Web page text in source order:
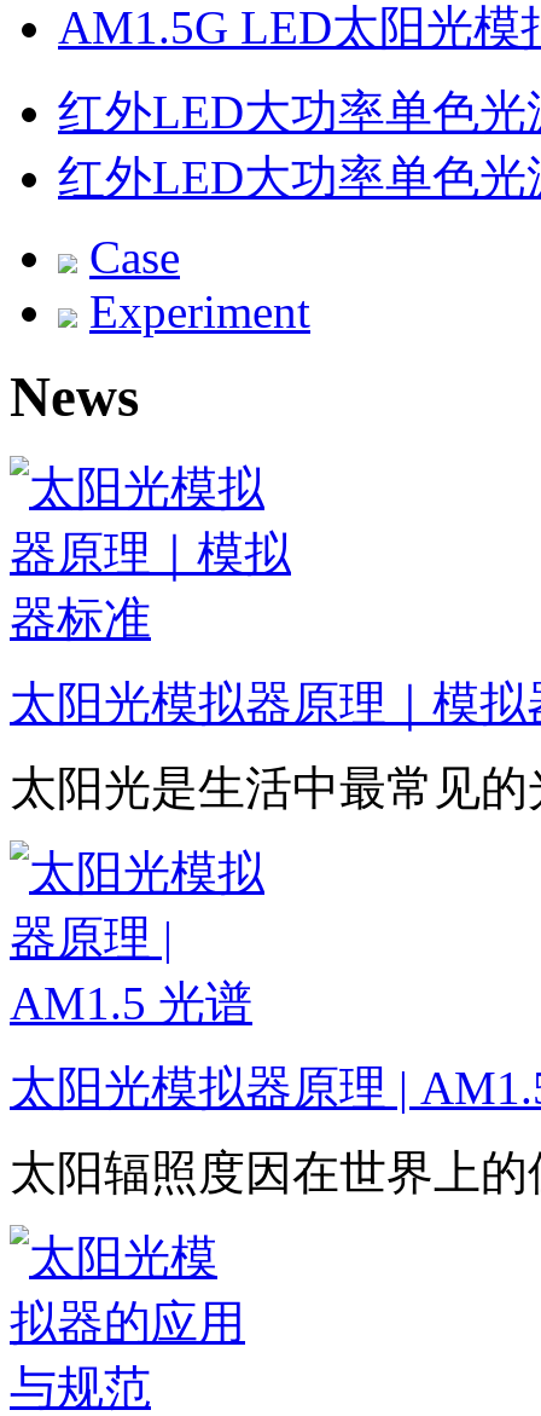
AM1.5G LED太阳光模
红外LED大功率单色光
红外LED大功率单色光
Case
Experiment
News
太阳光模拟器原理｜模拟
太阳光是生活中最常见
太阳光模拟器原理 |
太阳辐照度因在世界上